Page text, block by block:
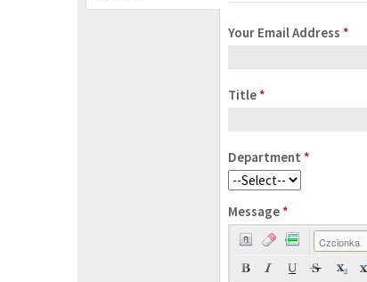
Your Email Address *
Title *
Department *
Message *
Czcionka